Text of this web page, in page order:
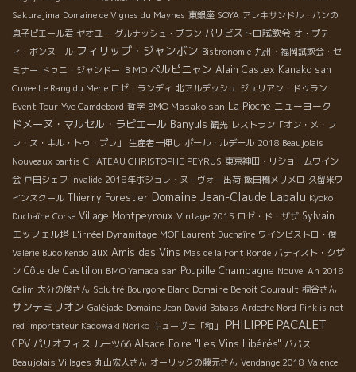
Sakurajima Domaine de Vignes du Maynes 東銀座 SOYA アレキサンドル・バンの
息子ピエール君 ヤオユー グルナッシュ・ブラン パリビストロ試飲会 オ・プテ
ィ・ボンヌール フィリップ・ジャンボン Bistronomie 九州・福岡試飲会・セ
ミナー ドゥニ・ジャンドー ＢＭО ペルピニャン Alain Castex Kanako san
Cuvee Le Rang du Merle ロゼ・ランディ 北アルデッシュ ジュリアン・ドゥラン
Event Tour Yve Camdebord 哲学 BMO Masako san La Pioche ニューヨーク
ドメーヌ・マルセル・ラピエール Banyuls 観光 レストラン「オン・メ・フ
レ・ス・キル・トゥ・プレ」
生産者一押し ポール・ルデール 2018 Beaujolais
Nouveaux partis CHATEAU CHRISTOPHE PEYRUS 東京神田・リショームワイン
会 戸田シェフ Invalide 2018年ボジョレ・ヌーヴォー出荷 飯田橋メリメロ 久留米ワ
インスクール Thierry Forestier Domaine Jean-Claude Lapalu Kyoko
Duchaîne Corse Village Montpeyroux Vintage 2015 ロゼ・ド・ザザ Sylvain
エッフェル塔 L'irréel Dynamitage MOF Laurent Duchaîne ワインビストロ・俊
Valérie Budo Kendo aux Amis des Vins Mas de la Font Ronde バティスト・クザ
ン Côte de Castillon BMO Yamada san Poupille Champagne Nouvel An 2018
Calim 大分の俊さん Solutré Bourgone Blanc Domaine Benoit Courault 桐谷さん
サンテミリオン Galéjade Domaine Jean David Babass Ardeche Nord Pink is not
red Importateur Kadowaki Noriko キューヴェ「和」 PHILIPPE PACALET
CPV パリオフィス ルーツ66 Alsace Foire "Les Vins Libérés" ババス
Beaujolais Villages 丸山宏人さん オーリックの藤元さん Vendange 2018 Valence